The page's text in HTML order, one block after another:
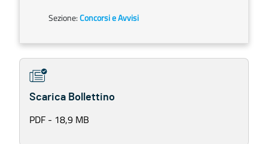
Sezione:Concorsi e Avvisi
Scarica Bollettino
PDF - 18,9 MB